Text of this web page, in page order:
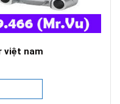
việt nam